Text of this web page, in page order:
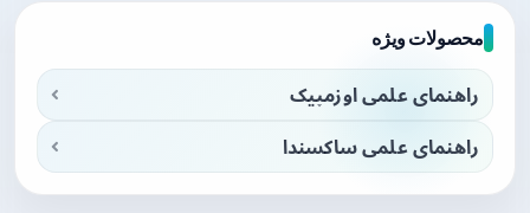
محصولات ویژه
راهنمای علمی اوزمپیک
راهنمای علمی ساکسندا